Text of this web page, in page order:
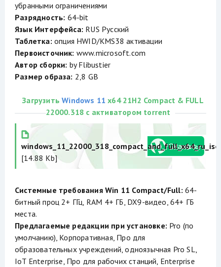
убранными ограничениями
Разрядность: 64-bit
Язык Интерфейса: RUS Русский
Таблетка: опция HWID/KMS38 активации
Первоисточник: www.microsoft.com
Автор сборки: by Flibustier
Размер образа: 2,8 GB
ЗагрузитьWindows 11 x64 21H2 Compact & FULL
22000.318 с активатором torrent
[14.88 Kb]
Системные требования Win 11 Compact/Full: 64-
битный проц 2+ ГГц, RAM 4+ ГБ, DX9-видео, 64+ ГБ
места.
Предлагаемые редакции при установке: Pro (по
умолчанию), Корпоративная, Про для
образовательных учреждений, одноязычная Pro SL,
IoT Enterprise, Про для рабочих станций, Enterprise